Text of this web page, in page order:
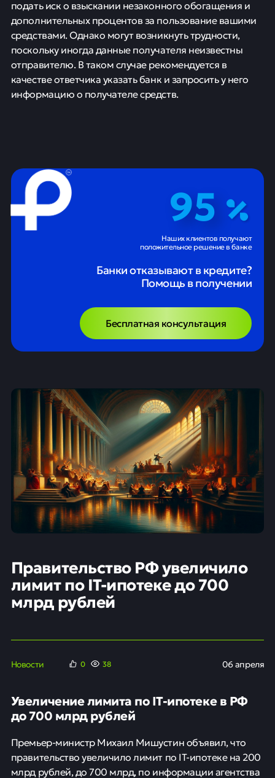
подать иск о взыскании незаконного обогащения и
дополнительных процентов за пользование вашими
средствами. Однако могут возникнуть трудности,
поскольку иногда данные получателя неизвестны
отправителю. В таком случае рекомендуется в
качестве ответчика указать банк и запросить у него
информацию о получателе средств.
95
Наших клиентов получают
положительное решение в банке
Банки отказывают в кредите?
Помощь в получении
Бесплатная консультация
Правительство РФ увеличило
лимит по IT-ипотеке до 700
млрд рублей
Новости 0 38 06 апреля
Увеличение лимита по IT-ипотеке в РФ
до 700 млрд рублей
Премьер-министр Михаил Мишустин объявил, что
правительство увеличило лимит по IT-ипотеке на 200
млрд рублей, до 700 млрд, по информации агентства